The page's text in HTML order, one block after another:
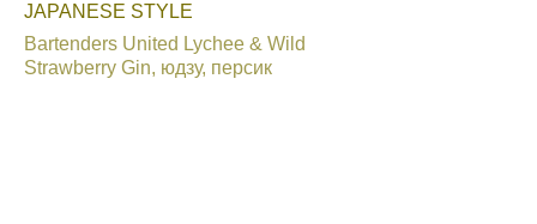
Bartenders United Lychee & Wild
Strawberry Gin, юдзу, персик
JAPANESE STYLE